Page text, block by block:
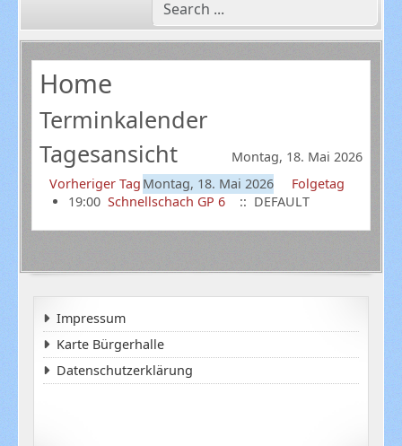
Home
Terminkalender
Tagesansicht
Montag, 18. Mai 2026
Vorheriger Tag Montag, 18. Mai 2026
Folgetag
19:00 Schnellschach GP 6 :: DEFAULT
Impressum
Karte Bürgerhalle
Datenschutzerklärung